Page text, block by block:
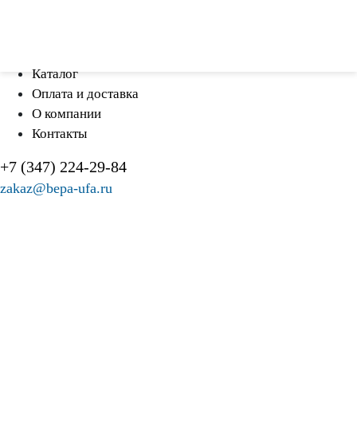
Каталог
Оплата и доставка
О компании
Контакты
+7 (347) 224-29-84
zakaz@bepa-ufa.ru